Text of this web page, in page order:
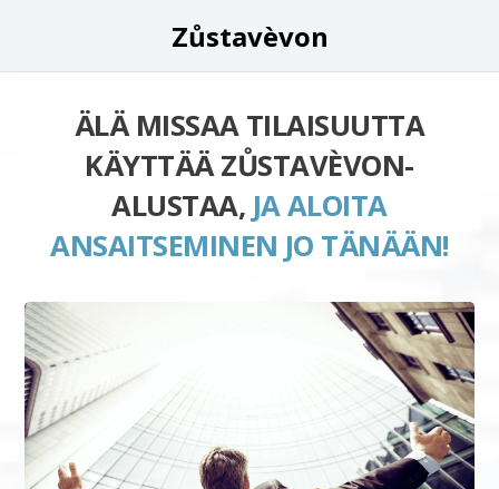
Zůstavèvon
ÄLÄ MISSAA TILAISUUTTA
KÄYTTÄÄ ZŮSTAVÈVON-
ALUSTAA, JA ALOITA
ANSAITSEMINEN JO TÄNÄÄN!